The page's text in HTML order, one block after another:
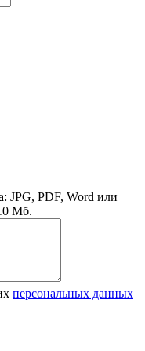
JPG, PDF, Word или
Мб.
персональных данных